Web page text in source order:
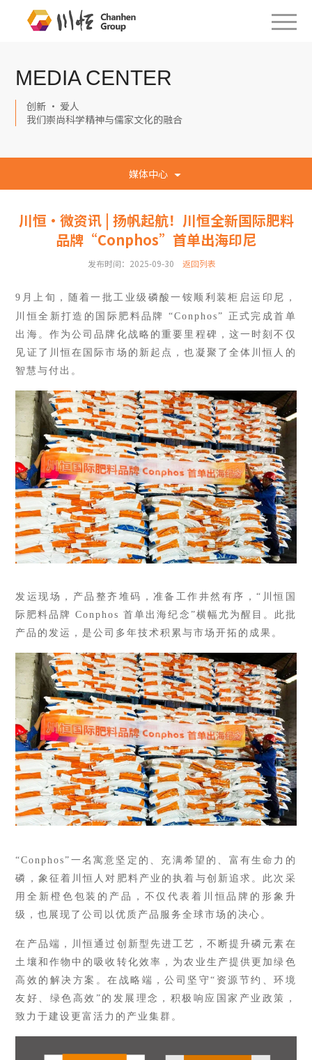
MEDIA CENTER
创新 · 爱人
我们崇尚科学精神与儒家文化的融合
媒体中心
川恒·微资讯 | 扬帆起航！川恒全新国际肥料
品牌“Conphos”首单出海印尼
发布时间：2025-09-30 返回列表
9月上旬 ，随着一批工业级磷酸一铵顺利装柜启运印尼，
川恒全新打造的国际肥料品牌 “Conphos” 正式完成首单
出海。作为公司品牌化战略的重要里程碑，这一时刻不仅
见证了川恒在国际市场的新起点，也凝聚了全体川恒人的
智慧与付出。
发运现场，产品整齐堆码，准备工作井然有序，“川恒国
际肥料品牌 Conphos 首单出海纪念”横幅尤为醒目。此批
产品的发运，是公司多年技术积累与市场开拓的成果。
“Conphos”一名寓意坚定的、充满希望的、富有生命力的
磷， 象征着川恒人对肥料产业的执着与创新追求。此次采
用全新橙色包装的产品，不仅代表着川恒品牌的形象升
级，也展现了公司以优质产品服务全球市场的决心。
在产品端，川恒通过 创新型 先进工艺， 不断提升磷元素在
土壤和作物中的吸收转化效率，为农业生产提供更加绿色
高效的解决方案。在战略端，公司坚守“资源节约、环境
友好、绿色高效”的发展理念，积极响应国家产业政策，
致力于建设更富活力的产业集群。